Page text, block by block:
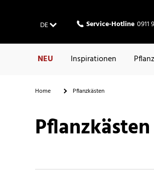
DE Service-Hotline 0911
NEU Inspirationen
Home Pflanzkästen
Pflanzkästen